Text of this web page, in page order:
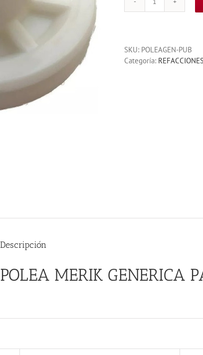
POLEA
MOTORES
SKU: POLEAGEN-PUB
Categoría:
Descripción
POLEA MERIK GENERICA